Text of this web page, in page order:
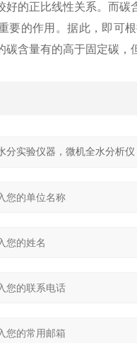
好的正比线性关系。而
要的作用。据此，即可
碳含量有的高于固定碳，